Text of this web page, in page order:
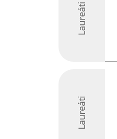
Laureáti
Laureáti